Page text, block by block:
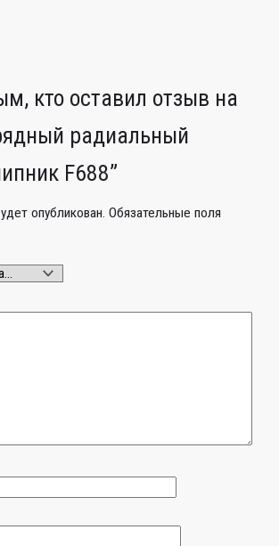
кто оставил отзыв на
радиальный
F688”
опубликован. Обязательные поля